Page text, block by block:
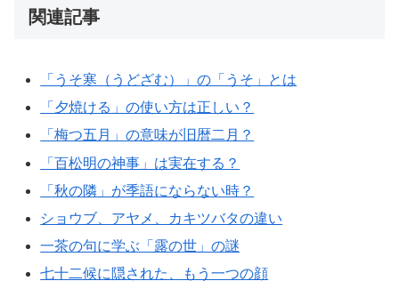
関連記事
「うそ寒（うどざむ）」の「うそ」とは
「夕焼ける」の使い方は正しい？
「梅つ五月」の意味が旧暦二月？
「百松明の神事」は実在する？
「秋の隣」が季語にならない時？
ショウブ、アヤメ、カキツバタの違い
一茶の句に学ぶ「露の世」の謎
七十二候に隠された、もう一つの顔